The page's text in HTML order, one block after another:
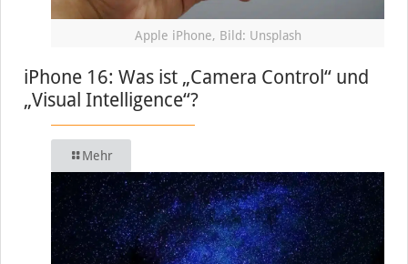
Apple iPhone, Bild: Unsplash
iPhone 16: Was ist „Camera Control“ und
„Visual Intelligence“?
Mehr